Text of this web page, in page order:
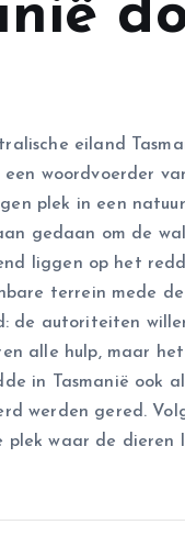
eiland
woordvoerder
plek in een
gedaan om de
liggen op het
terrein mede
de autoriteiten
alle hulp, maar
in Tasmanië ook
werden gered.
plek waar de dieren